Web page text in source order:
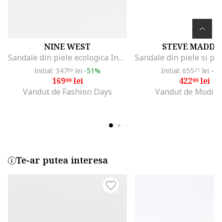
NINE WEST
Sandale din piele ecologica Indora, Negru
Initial: 34799 lei -51%
16999lei
Vandut de Fashion Days
STEVE
Initial: 65521 lei -
42299lei
Vandut de
Te-ar putea interesa